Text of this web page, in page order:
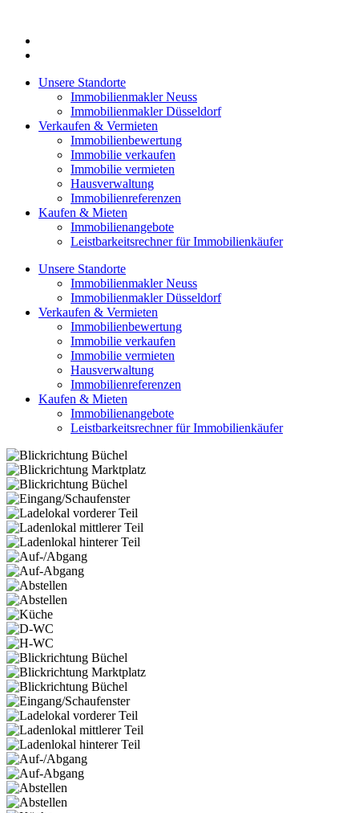
springen
Unsere Standorte
Immobilienmakler Neuss
Immobilienmakler Düsseldorf
Verkaufen & Vermieten
Immobilienbewertung
Immobilie verkaufen
Immobilie vermieten
Hausverwaltung
Immobilienreferenzen
Kaufen & Mieten
Immobilienangebote
Leistbarkeitsrechner für Immobilienkäufer
Unsere Standorte
Immobilienmakler Neuss
Immobilienmakler Düsseldorf
Verkaufen & Vermieten
Immobilienbewertung
Immobilie verkaufen
Immobilie vermieten
Hausverwaltung
Immobilienreferenzen
Kaufen & Mieten
Immobilienangebote
Leistbarkeitsrechner für Immobilienkäufer